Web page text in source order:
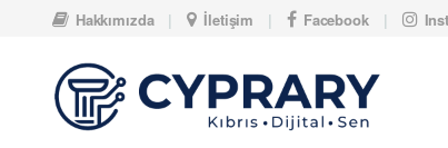
Skip to navigation
Skip to contentHakkımızda İletişim Facebook